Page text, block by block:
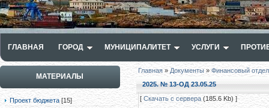
ГЛАВНАЯ ГОРОД МУНИЦИПАЛИТЕТ УСЛУГИ
МАТЕРИАЛЫ
Проект бюджета [15]
Главная» Документы »Финансовый отдел
2025. № 13-ОД 23.05.25
[Скачать с сервера (185.6 Kb) ]